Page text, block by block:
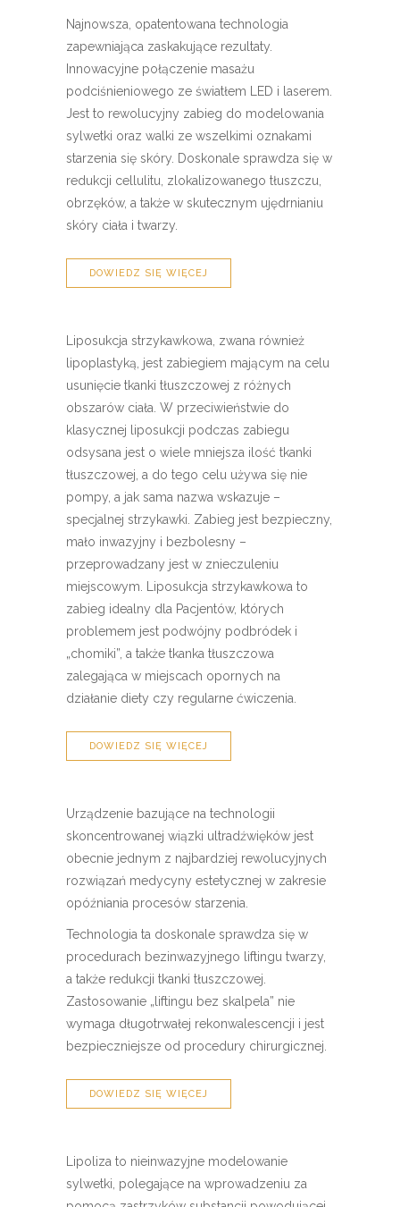
Najnowsza, opatentowana technologia
zapewniająca zaskakujące rezultaty.
Innowacyjne połączenie masażu
podciśnieniowego ze światłem LED i laserem.
Jest to rewolucyjny zabieg do modelowania
sylwetki oraz walki ze wszelkimi oznakami
starzenia się skóry. Doskonale sprawdza się w
redukcji cellulitu, zlokalizowanego tłuszczu,
obrzęków, a także w skutecznym ujędrnianiu
skóry ciała i twarzy.
DOWIEDZ SIĘ WIĘCEJ
Liposukcja strzykawkowa, zwana również
lipoplastyką, jest zabiegiem mającym na celu
usunięcie tkanki tłuszczowej z różnych
obszarów ciała. W przeciwieństwie do
klasycznej liposukcji podczas zabiegu
odsysana jest o wiele mniejsza ilość tkanki
tłuszczowej, a do tego celu używa się nie
pompy, a jak sama nazwa wskazuje –
specjalnej strzykawki. Zabieg jest bezpieczny,
mało inwazyjny i bezbolesny –
przeprowadzany jest w znieczuleniu
miejscowym. Liposukcja strzykawkowa to
zabieg idealny dla Pacjentów, których
problemem jest podwójny podbródek i
„chomiki”, a także tkanka tłuszczowa
zalegająca w miejscach opornych na
działanie diety czy regularne ćwiczenia.
DOWIEDZ SIĘ WIĘCEJ
Urządzenie bazujące na technologii
skoncentrowanej wiązki ultradźwięków jest
obecnie jednym z najbardziej rewolucyjnych
rozwiązań medycyny estetycznej w zakresie
opóźniania procesów starzenia.
Technologia ta doskonale sprawdza się w
procedurach bezinwazyjnego liftingu twarzy,
a także redukcji tkanki tłuszczowej.
Zastosowanie „liftingu bez skalpela” nie
wymaga długotrwałej rekonwalescencji i jest
bezpieczniejsze od procedury chirurgicznej.
DOWIEDZ SIĘ WIĘCEJ
Lipoliza to nieinwazyjne modelowanie
sylwetki, polegające na wprowadzeniu za